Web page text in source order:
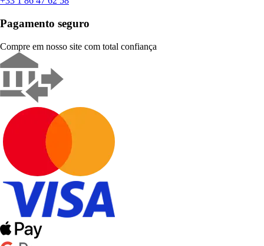
Pagamento seguro
Compre em nosso site com total confiança